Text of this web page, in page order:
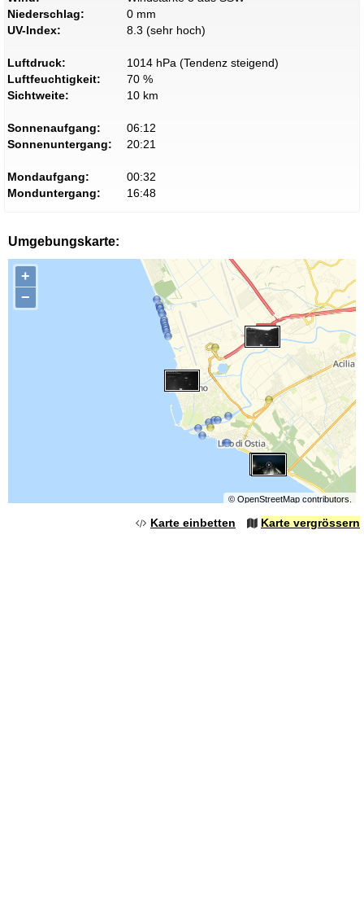
Niederschlag:
0 mm
UV-Index:
8.3 (sehr hoch)
Luftdruck:
1014 hPa (Tendenz steigend)
Luftfeuchtigkeit:
70 %
Sichtweite:
10 km
Sonnenaufgang:
06:12
Sonnenuntergang:
20:21
Mondaufgang:
00:32
Monduntergang:
16:48
Umgebungskarte:
+
−
© OpenStreetMapcontributors.
Karte einbetten Karte vergrössern